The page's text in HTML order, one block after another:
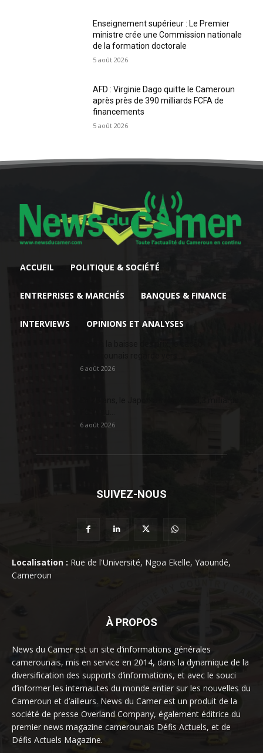
Enseignement supérieur : Le Premier
ministre crée une Commission nationale
de la formation doctorale
5 août 2026
AFD : Virginie Dago quitte le Cameroun
après près de 390 milliards FCFA de
financements
5 août 2026
ACCUEIL POLITIQUE & SOCIÉTÉ
ENTREPRISES & MARCHÉS BANQUES & FINANCE
INTERVIEWS OPINIONS ET ANALYSES
6 août 2026
6 août 2026
SUIVEZ-NOUS
Localisation : Rue de l'Université, Ngoa Ekelle, Yaoundé,
Cameroun
À PROPOS
News du Camer est un site d’informations générales
camerounais, mis en service en 2014, dans la dynamique de la
diversification des supports d’informations, et avec le souci
d’informer les internautes du monde entier sur les nouvelles du
Cameroun et d’ailleurs. News du Camer est un produit de la
société de presse Overland Company, également éditrice du
premier news magazine camerounais Défis Actuels, et de
Défis Actuels Magazine.